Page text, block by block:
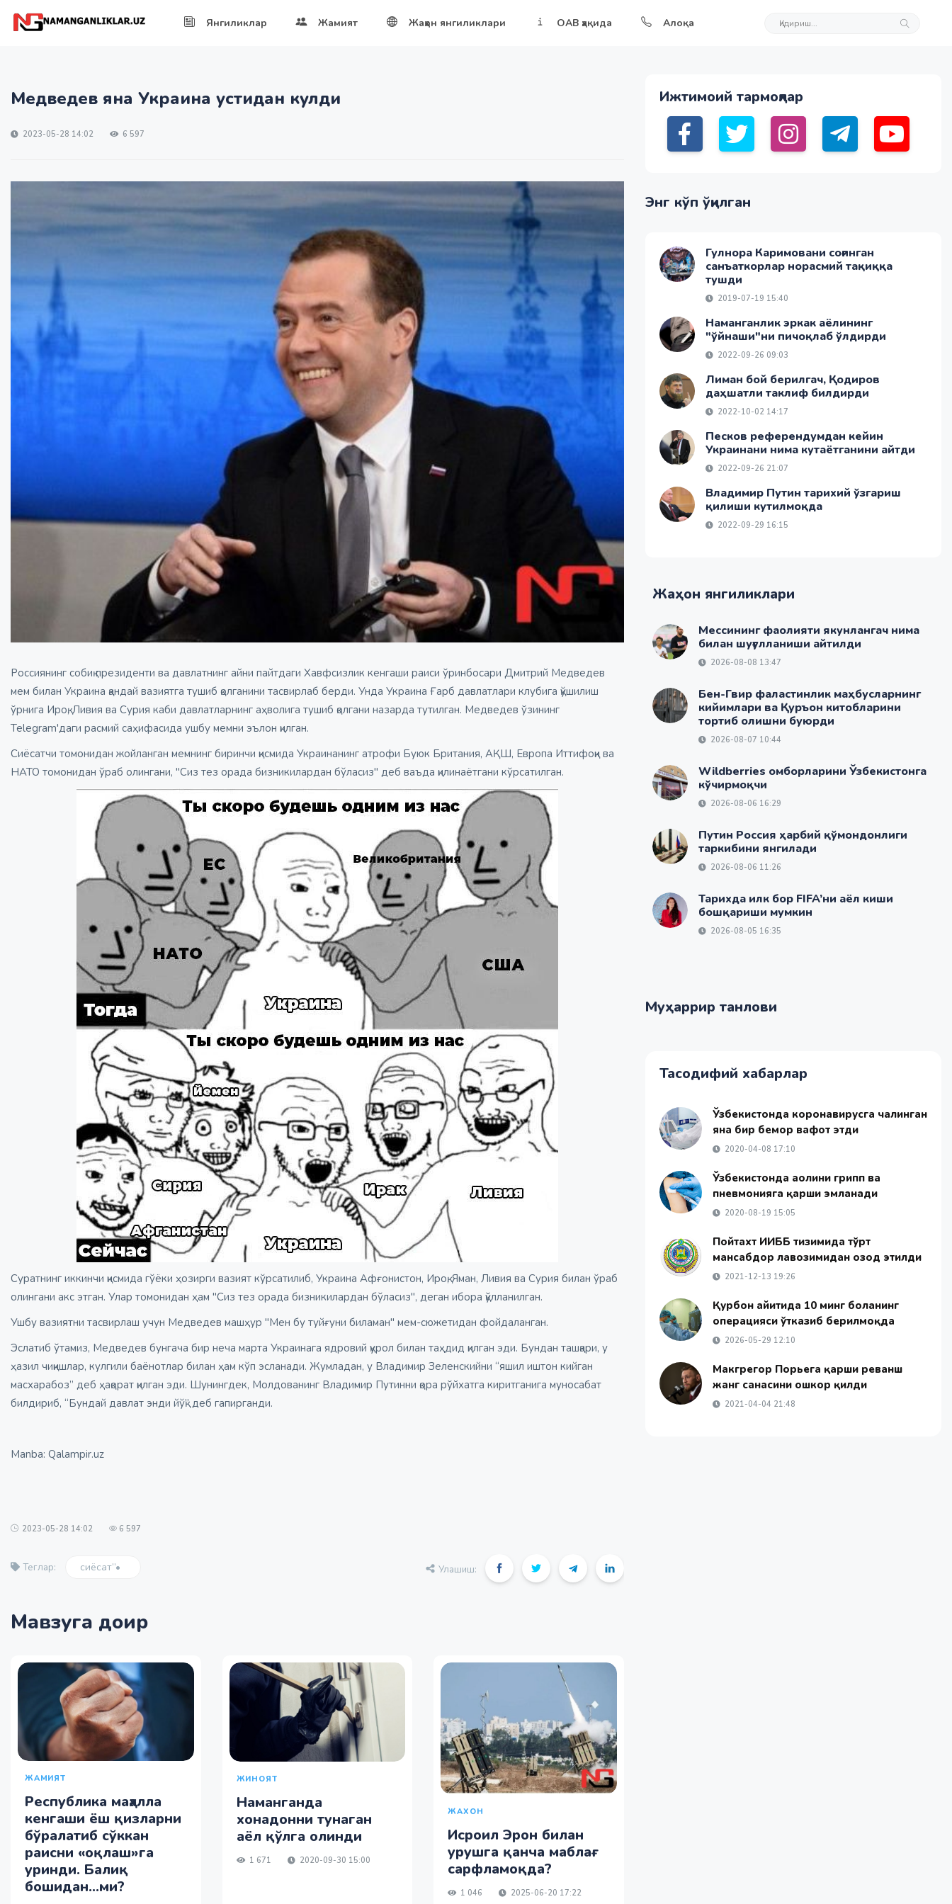
Янгиликлар Жамият Жаҳон янгиликлари ОАВ ҳақида Алоқа
Медведев яна Украина устидан кулди
2023-05-28 14:02 6 597
Россиянинг собиқ президенти ва давлатнинг айни пайтдаги Хавфсизлик кенгаши раиси ўринбосари Дмитрий Медведев
мем билан Украина қандай вазиятга тушиб қолганини тасвирлаб берди. Унда Украина Ғарб давлатлари клубига қўшилиш
ўрнига Ироқ, Ливия ва Сурия каби давлатларнинг аҳволига тушиб қолгани назарда тутилган. Медведев ўзининг
Telegram'даги расмий саҳифасида ушбу мемни эълон қилган.
Сиёсатчи томонидан жойланган мемнинг биринчи қисмида Украинанинг атрофи Буюк Британия, АҚШ, Европа Иттифоқи ва
НАТО томонидан ўраб олингани, "Сиз тез орада бизникилардан бўласиз" деб ваъда қилинаётгани кўрсатилган.
Суратнинг иккинчи қисмида гўёки ҳозирги вазият кўрсатилиб, Украина Афғонистон, Ироқ, Яман, Ливия ва Сурия билан ўраб
олингани акс этган. Улар томонидан ҳам "Сиз тез орада бизникилардан бўласиз", деган ибора қўлланилган.
Ушбу вазиятни тасвирлаш учун Медведев машҳур "Мен бу туйғуни биламан" мем-сюжетидан фойдаланган.
Эслатиб ўтамиз, Медведев бунгача бир неча марта Украинага ядровий қурол билан таҳдид қилган эди. Бундан ташқари, у
ҳазил чиқишлар, кулгили баёнотлар билан ҳам кўп эсланади. Жумладан, у Владимир Зеленскийни “яшил иштон кийган
масхарабоз” деб ҳақорат қилган эди. Шунингдек, Молдованинг Владимир Путинни қора рўйхатга киритганига муносабат
билдириб, “Бундай давлат энди йўқ” деб гапирганди.
Manba: Qalampir.uz
2023-05-28 14:02 6 597
Теглар: сиёсат”• Улашиш:
Мавзуга доир
ЖАМИЯТ
Республика маҳалла
кенгаши ёш қизларни
бўралатиб сўккан
раисни «оқлаш»га
уринди. Балиқ
бошидан...ми?
ЖИНОЯТ
Наманганда
хонадонни тунаган
аёл қўлга олинди
1 671 2020-09-30 15:00
ЖАХОН
Исроил Эрон билан
урушга қанча маблағ
сарфламоқда?
1 046 2025-06-20 17:22
Ижтимоий тармоқлар
Энг кўп ўқилган
Гулнора Каримовани соғинган
санъаткорлар норасмий тақиққа
тушди
2019-07-19 15:40
Наманганлик эркак аёлининг
"ўйнаши"ни пичоқлаб ўлдирди
2022-09-26 09:03
Лиман бой берилгач, Қодиров
даҳшатли таклиф билдирди
2022-10-02 14:17
Песков референдумдан кейин
Украинани нима кутаётганини айтди
2022-09-26 21:07
Владимир Путин тарихий ўзгариш
қилиши кутилмоқда
2022-09-29 16:15
Жаҳон янгиликлари
Мессининг фаолияти якунлангач нима
билан шуғулланиши айтилди
2026-08-08 13:47
Бен-Гвир фаластинлик маҳбусларнинг
кийимлари ва Қуръон китобларини
тортиб олишни буюрди
2026-08-07 10:44
Wildberries омборларини Ўзбекистонга
кўчирмоқчи
2026-08-06 16:29
Путин Россия ҳарбий қўмондонлиги
таркибини янгилади
2026-08-06 11:26
Тарихда илк бор FIFA’ни аёл киши
бошқариши мумкин
2026-08-05 16:35
Муҳаррир танлови
Тасодифий хабарлар
Ўзбекистонда коронавирусга чалинган
яна бир бемор вафот этди
2020-04-08 17:10
Ўзбекистонда аҳолини грипп ва
пневмонияга қарши эмланади
2020-08-19 15:05
Пойтахт ИИББ тизимида тўрт
мансабдор лавозимидан озод этилди
2021-12-13 19:26
Қурбон ҳайитида 10 минг боланинг
операцияси ўтказиб берилмоқда
2026-05-29 12:10
Макгрегор Порьега қарши реванш
жанг санасини ошкор қилди
2021-04-04 21:48